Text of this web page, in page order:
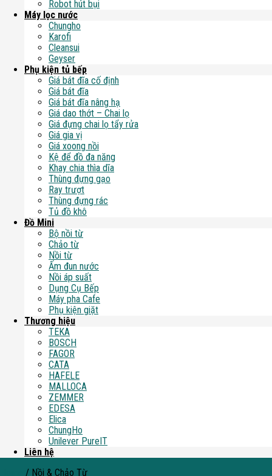
Robot hút bụi
Máy lọc nước
Chungho
Karofi
Cleansui
Geyser
Phụ kiện tủ bếp
Giá bát đĩa cố định
Giá bát đĩa
Giá bát đĩa nâng hạ
Giá dao thớt – Chai lọ
Giá đựng chai lọ tẩy rửa
Giá gia vị
Giá xoong nồi
Kệ để đồ đa năng
Khay chia thìa dĩa
Thùng đựng gạo
Ray trượt
Thùng đựng rác
Tủ đồ khô
Đồ Mini
Bộ nồi từ
Chảo từ
Nồi từ
Ấm đun nước
Nồi áp suất
Dụng Cụ Bếp
Máy pha Cafe
Phụ kiện giặt
Thương hiệu
TEKA
BOSCH
FAGOR
CATA
HAFELE
MALLOCA
ZEMMER
EDESA
Elica
ChungHo
Unilever PureIT
Liên hệ
/ Nồi & Chảo Từ